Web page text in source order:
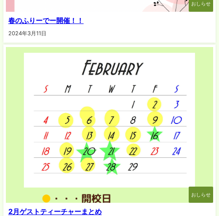
おしらせ
春のふりーでー開催！！
2024年3月11日
おしらせ
2月ゲストティーチャーまとめ